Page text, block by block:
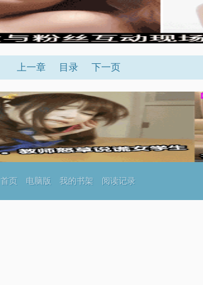
上一章 目录 下一页
首页 电脑版 我的书架 阅读记录